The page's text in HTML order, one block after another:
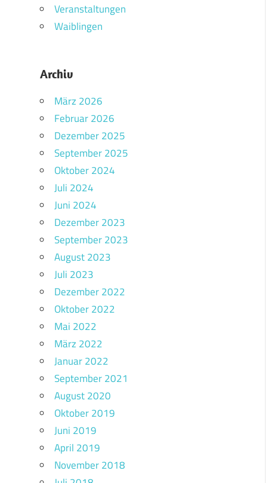
Veranstaltungen
Waiblingen
Archiv
März 2026
Februar 2026
Dezember 2025
September 2025
Oktober 2024
Juli 2024
Juni 2024
Dezember 2023
September 2023
August 2023
Juli 2023
Dezember 2022
Oktober 2022
Mai 2022
März 2022
Januar 2022
September 2021
August 2020
Oktober 2019
Juni 2019
April 2019
November 2018